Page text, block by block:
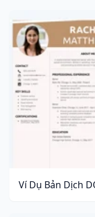
Ví Dụ Bản Dịch